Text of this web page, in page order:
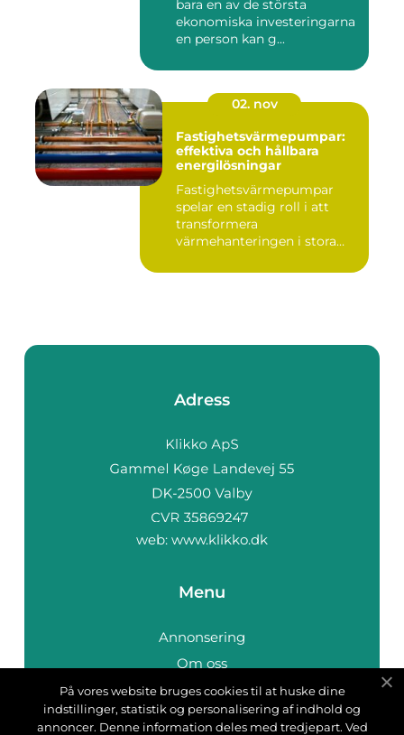
bara en av de största
ekonomiska investeringarna
en person kan g...
02. nov
Fastighetsvärmepumpar:
effektiva och hållbara
energilösningar
Fastighetsvärmepumpar
spelar en stadig roll i att
transformera
värmehanteringen i stora
Adress
web: www.klikko.dk
Menu
Annonsering
Om oss
Cookies
Kontakta oss
På vores website bruges cookies til at huske dine
indstillinger, statistik og personalisering af indhold og
annoncer. Denne information deles med tredjepart. Ved